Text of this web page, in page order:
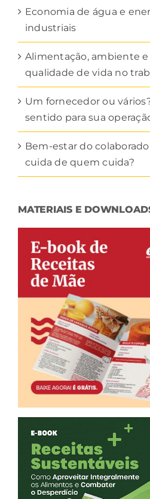
Economia de água e
industriais
Alimentação, ambiente
qualidade de vida no
Um fornecedor ou
sentido para sua
Bem-estar do
cuida de quem cuida?
MATERIAIS E